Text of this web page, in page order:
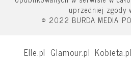
uprzedniej zgody
© 2022 BURDA MEDIA
Elle.pl Glamour.pl Kobieta.pl